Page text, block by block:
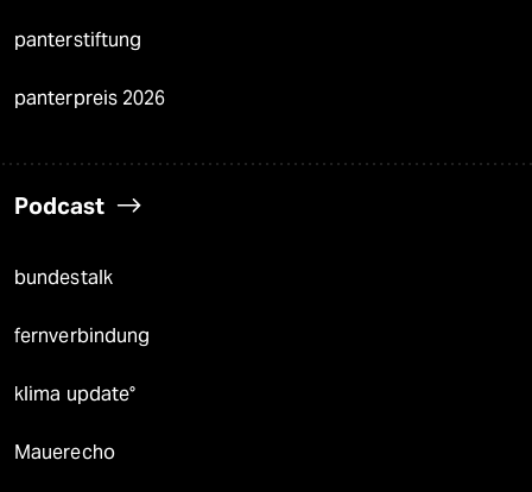
panterstiftung
panterpreis 2026
Podcast
bundestalk
fernverbindung
klima update°
Mauerecho